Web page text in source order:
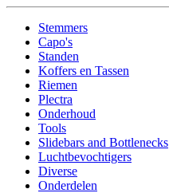
Stemmers
Capo's
Standen
Koffers en Tassen
Riemen
Plectra
Onderhoud
Tools
Slidebars and Bottlenecks
Luchtbevochtigers
Diverse
Onderdelen